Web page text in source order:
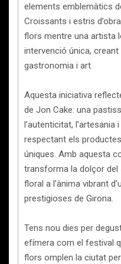
elements emblemàtics
Croissants i estris
flors mentre una artista
intervenció única,
gastronomia i art.
Aquesta iniciativa
de Jon Cake: una
l’autenticitat, l’artesania
respectant els
úniques. Amb aquesta
transforma la dolçor del
floral a l’ànima vibrant
prestigioses de Girona.
Tens nou dies per
efímera com el festival
flors omplen la ciutat